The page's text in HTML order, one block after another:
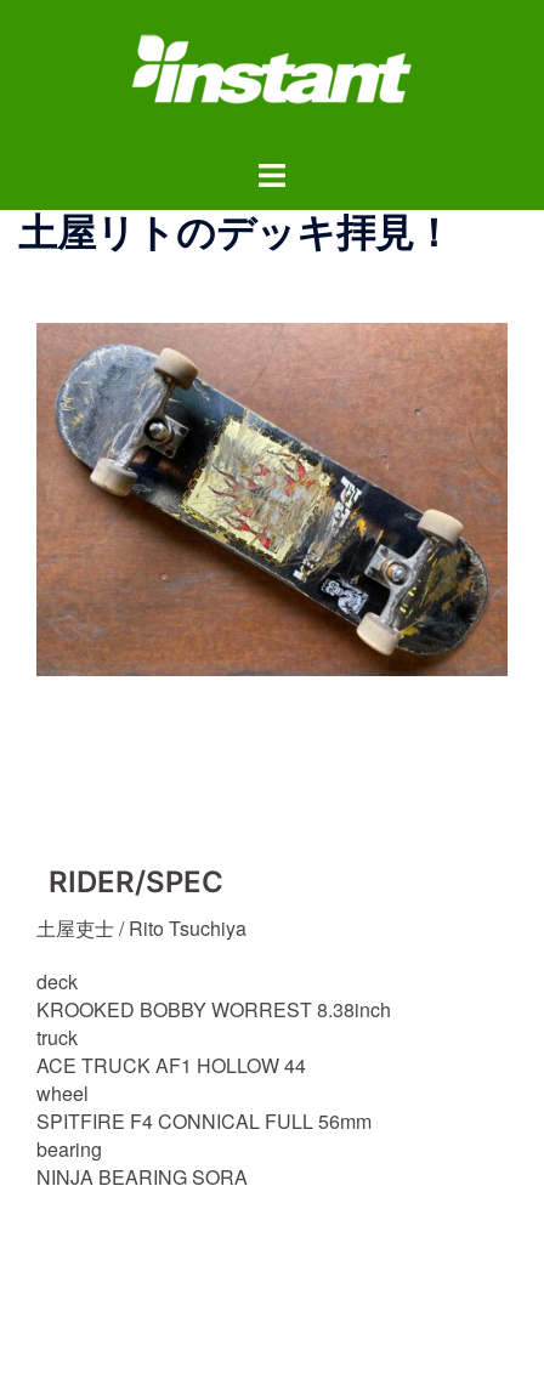
ス
ト
ル
ュ
ー
土屋リトのデッキ拝見！
RIDER/SPEC
土屋吏士 / Rito Tsuchiya
deck
KROOKED BOBBY WORREST 8.38inch
truck
ACE TRUCK AF1 HOLLOW 44
wheel
SPITFIRE F4 CONNICAL FULL 56mm
bearing
NINJA BEARING SORA